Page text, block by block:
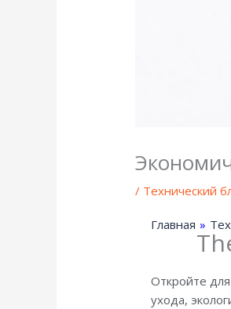
/ Технический
Главная »
Откройте
ухода,